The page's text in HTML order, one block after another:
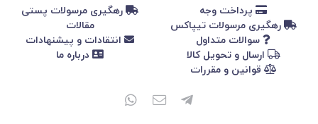
پرداخت وجه
رهگیری مرسولات پستی
رهگیری مرسولات تیپاکس
مقالات
سوالات متداول
انتقادات و پیشنهادات
ارسال و تحویل کالا
درباره ما
قوانین و مقررات